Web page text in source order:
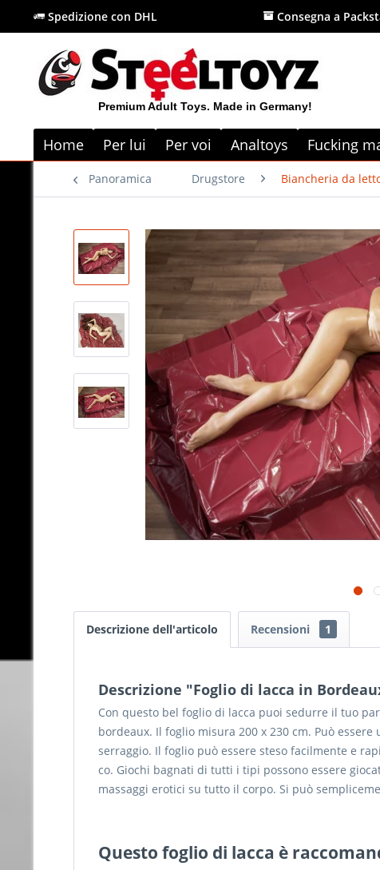
Spedizione con DHL Consegna a
Premium Adult Toys. Made in Germany!
Home Per lui Per voi Analtoys Fucking
Panoramica Drugstore Biancheria da
Descrizione dell'articolo Recensioni 1
Descrizione "Foglio di lacca in
Con questo bel foglio di lacca puoi sedurre il tuo
bordeaux. Il foglio misura 200 x 230 cm. Può
serraggio. Il foglio può essere steso facilmente e
co. Giochi bagnati di tutti i tipi possono essere
massaggi erotici su tutto il corpo. Si può
Questo foglio di lacca è